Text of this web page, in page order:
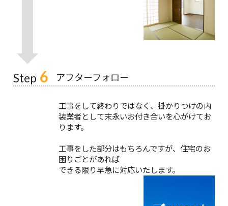
Step 6 アフターフォロー
工事をして終わりではなく、掛かりつけの内
装業者として末永いお付き合いを心がけてお
ります。
工事をした部分はもちろんですが、住宅のお
困りごとがあれば
できる限り早急に対応いたします。